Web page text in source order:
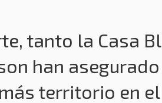
tanto la Casa
han
territorio en